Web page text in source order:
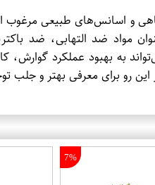
و اسانس‌های طبیعی
مواد ضد التهابی، ضد
به بهبود عملکرد
رو برای معرفی بهتر و جلب
7%